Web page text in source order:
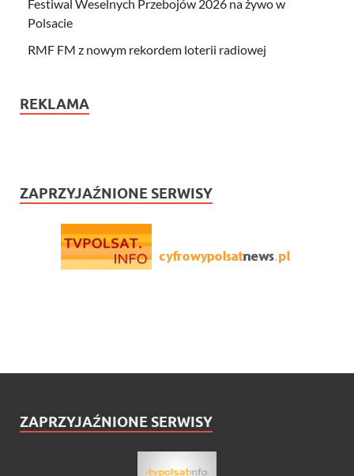
Festiwal Weselnych Przebojów 2026 na żywo w
Polsacie
RMF FM z nowym rekordem loterii radiowej
REKLAMA
ZAPRZYJAŹNIONE SERWISY
ZAPRZYJAŹNIONE SERWISY